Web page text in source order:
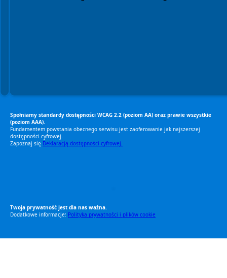
Spełniamy standardy dostępności WCAG 2.2 (poziom AA) oraz prawie wszystkie
(poziom AAA).
Fundamentem powstania obecnego serwisu jest zaoferowanie jak najszerszej
dostępności cyfrowej.
Zapoznaj się Deklaracją dostępności cyfrowej.
Twoja prywatność jest dla nas ważna.
Dodatkowe informacje: Polityka prywatności i plików cookie